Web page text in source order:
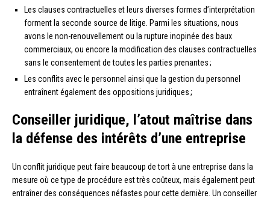
Les clauses contractuelles et leurs diverses formes d’interprétation
forment la seconde source de litige. Parmi les situations, nous
avons le non-renouvellement ou la rupture inopinée des baux
commerciaux, ou encore la modification des clauses contractuelles
sans le consentement de toutes les parties prenantes ;
Les conflits avec le personnel ainsi que la gestion du personnel
entraînent également des oppositions juridiques ;
Conseiller juridique, l’atout maîtrise dans
la défense des intérêts d’une entreprise
Un conflit juridique peut faire beaucoup de tort à une entreprise dans la
mesure où ce type de procédure est très coûteux, mais également peut
entraîner des conséquences néfastes pour cette dernière. Un conseiller